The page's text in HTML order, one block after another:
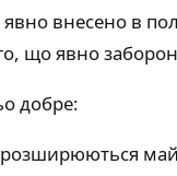
внесено в
що явно
добре:
розширюються